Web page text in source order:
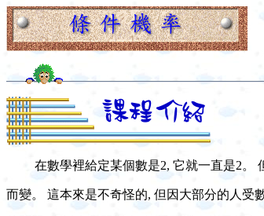
在數學裡給定某個數是2, 它就一直是2。
而變。 這本來是不奇怪的, 但因大部分的人受